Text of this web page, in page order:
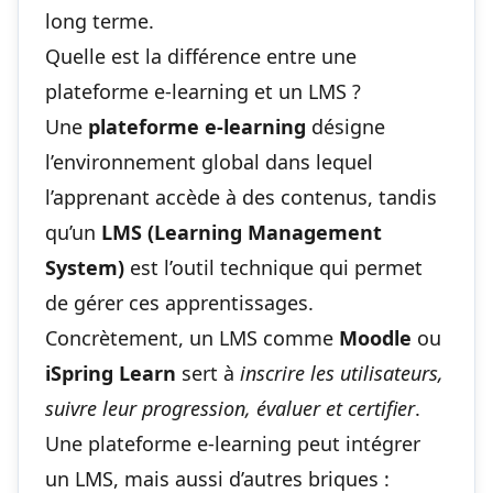
long terme.
Quelle est la différence entre une
plateforme e-learning et un LMS ?
Une plateforme e-learning désigne
l’environnement global dans lequel
l’apprenant accède à des contenus, tandis
qu’un LMS (Learning Management
System) est l’outil technique qui permet
de gérer ces apprentissages.
Concrètement, un LMS comme Moodle ou
iSpring Learn sert à inscrire les utilisateurs,
suivre leur progression, évaluer et certifier.
Une plateforme e-learning peut intégrer
un LMS, mais aussi d’autres briques :